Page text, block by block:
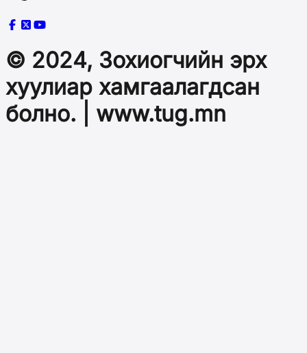
© 2024, Зохиогчийн эрх
хуулиар хамгаалагдсан
болно. | www.tug.mn